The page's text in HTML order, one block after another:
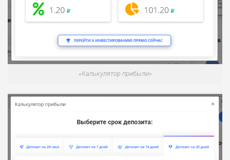
«Калькулятор прибыли»